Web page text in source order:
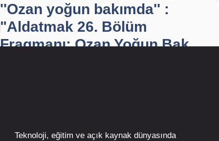
''Ozan yoğun bakımda'' :
"Aldatmak 26. Bölüm
Fragmanı: Ozan Yoğun Bak...
Teknoloji, eğitim ve açık kaynak dünyasında